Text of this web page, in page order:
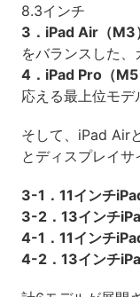
8.3インチ
3．iPad Air（M3
をバランスした
4．iPad Pro（M5
応える最上位モデ
そして、iPad Air
とディスプレイサ
3-1．11インチ
3-2．13インチ
4-1．11インチ
4-2．13インチ